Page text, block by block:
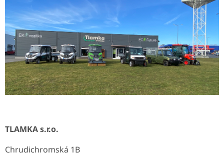
TLAMKA s.r.o.
Chrudichromská 1B